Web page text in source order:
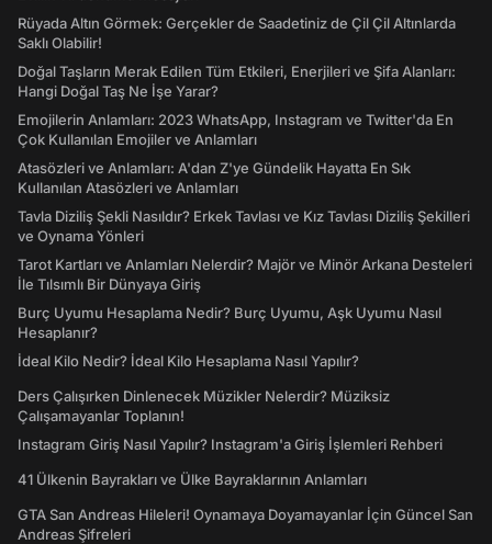
Rüyada Altın Görmek: Gerçekler de Saadetiniz de Çil Çil Altınlarda
Saklı Olabilir!
Doğal Taşların Merak Edilen Tüm Etkileri, Enerjileri ve Şifa Alanları:
Hangi Doğal Taş Ne İşe Yarar?
Emojilerin Anlamları: 2023 WhatsApp, Instagram ve Twitter'da En
Çok Kullanılan Emojiler ve Anlamları
Atasözleri ve Anlamları: A'dan Z'ye Gündelik Hayatta En Sık
Kullanılan Atasözleri ve Anlamları
Tavla Diziliş Şekli Nasıldır? Erkek Tavlası ve Kız Tavlası Diziliş Şekilleri
ve Oynama Yönleri
Tarot Kartları ve Anlamları Nelerdir? Majör ve Minör Arkana Desteleri
İle Tılsımlı Bir Dünyaya Giriş
Burç Uyumu Hesaplama Nedir? Burç Uyumu, Aşk Uyumu Nasıl
Hesaplanır?
İdeal Kilo Nedir? İdeal Kilo Hesaplama Nasıl Yapılır?
Ders Çalışırken Dinlenecek Müzikler Nelerdir? Müziksiz
Çalışamayanlar Toplanın!
Instagram Giriş Nasıl Yapılır? Instagram'a Giriş İşlemleri Rehberi
41 Ülkenin Bayrakları ve Ülke Bayraklarının Anlamları
GTA San Andreas Hileleri! Oynamaya Doyamayanlar İçin Güncel San
Andreas Şifreleri